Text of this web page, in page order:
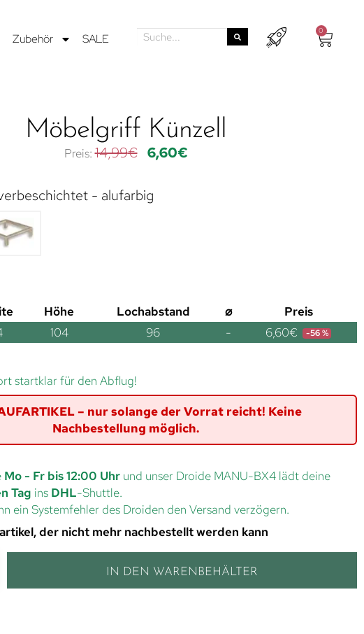
Zubehör SALE
0
Möbelgriff Künzell
14,99€ 6,60€
- alufarbig
Höhe Lochabstand ⌀
Preis
104 96 - 6,60€ -56 %
startklar für den Abflug!
– nur solange der Vorrat reicht! Keine
Nachbestellung möglich.
Mo - Fr bis 12:00 Uhr und unser Droide MANU-BX4 lädt deine
Tag ins DHL-Shuttle.
ein Systemfehler des Droiden den Versand verzögern.
der nicht mehr nachbestellt werden kann
IN DEN WARENBEHÄLTER